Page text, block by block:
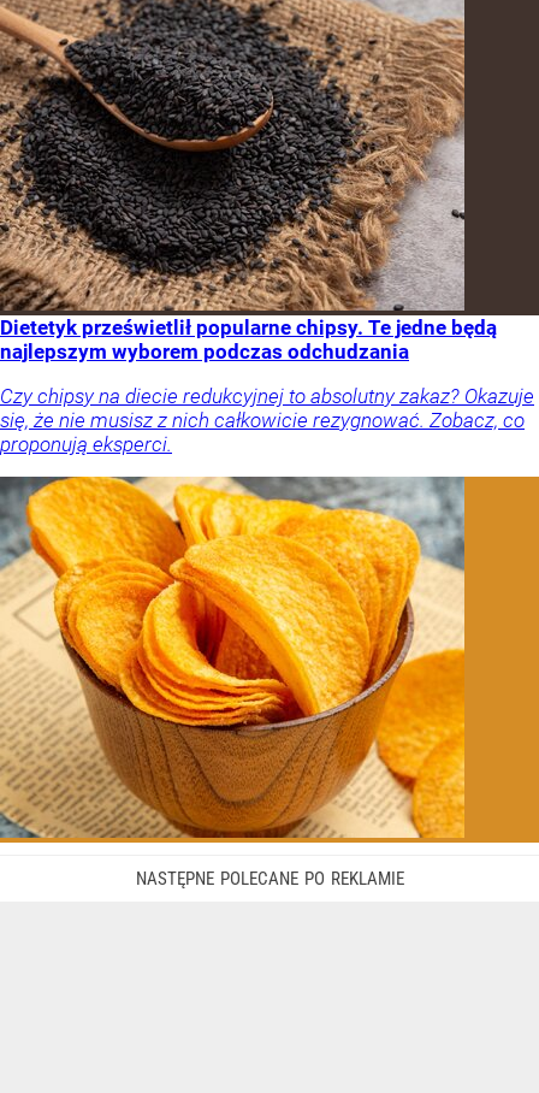
Dietetyk prześwietlił popularne chipsy. Te jedne będą
najlepszym wyborem podczas odchudzania
Czy chipsy na diecie redukcyjnej to absolutny zakaz? Okazuje
się, że nie musisz z nich całkowicie rezygnować. Zobacz, co
proponują eksperci.